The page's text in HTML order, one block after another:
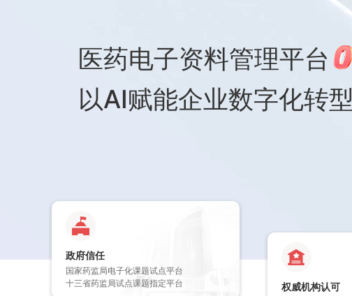
医药电子资料管理平台
以AI赋能企业数字化转型
政府信任
国家药监局电子化课题试点平台
十三省药监局试点课题指定平台
权威机构认可